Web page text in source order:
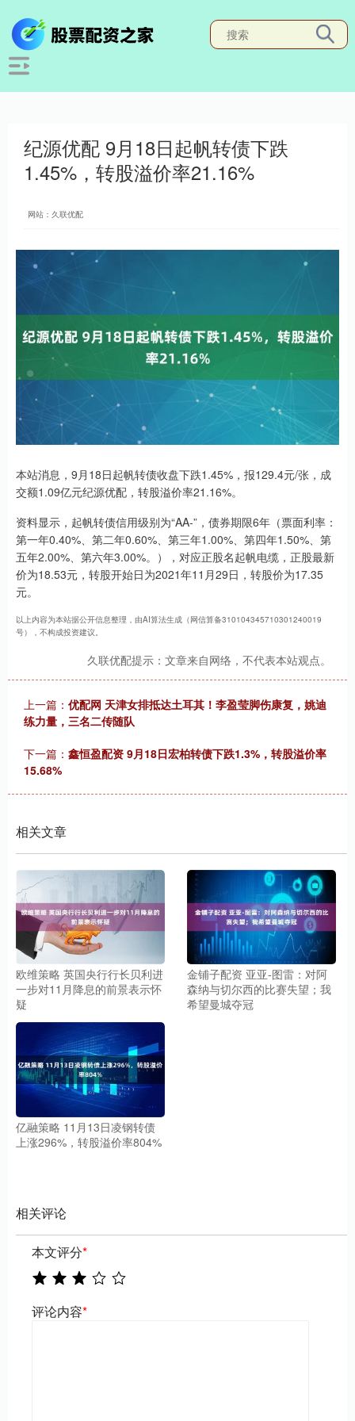
纪源优配 9月18日起帆转债下跌
1.45%，转股溢价率21.16%
网站：久联优配
本站消息，9月18日起帆转债收盘下跌1.45%，报129.4元/张，成
交额1.09亿元纪源优配，转股溢价率21.16%。
资料显示，起帆转债信用级别为“AA-”，债券期限6年（票面利率：
第一年0.40%、第二年0.60%、第三年1.00%、第四年1.50%、第
五年2.00%、第六年3.00%。），对应正股名起帆电缆，正股最新
价为18.53元，转股开始日为2021年11月29日，转股价为17.35
元。
以上内容为本站据公开信息整理，由AI算法生成（网信算备310104345710301240019
号），不构成投资建议。
久联优配提示：文章来自网络，不代表本站观点。
上一篇： 优配网 天津女排抵达土耳其！李盈莹脚伤康复，姚迪
练力量，三名二传随队
下一篇： 鑫恒盈配资 9月18日宏柏转债下跌1.3%，转股溢价率
15.68%
相关文章
欧维策略 英国央行行长贝利进
一步对11月降息的前景表示怀
疑
金铺子配资 亚亚-图雷：对阿
森纳与切尔西的比赛失望；我
希望曼城夺冠
亿融策略 11月13日凌钢转债
上涨296%，转股溢价率804%
相关评论
本文评分*
评论内容*